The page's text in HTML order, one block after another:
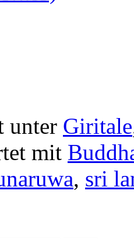
unter Giritale
mit
, sri